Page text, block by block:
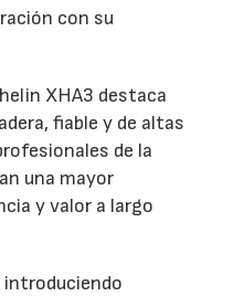
con su
XHA3 destaca
fiable y de altas
de la
una mayor
y valor a largo
introduciendo